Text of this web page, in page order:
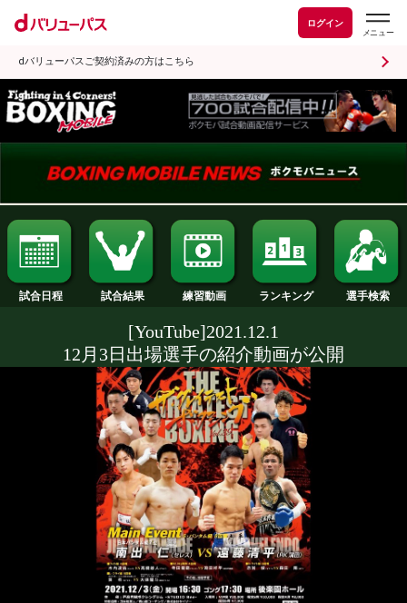
ログイン
dバリューパスご契約済みの方はこちら
試合日程 試合結果 練習動画 ランキング
[YouTube]2021.12.1
12月3日出場選手の紹介動画が公